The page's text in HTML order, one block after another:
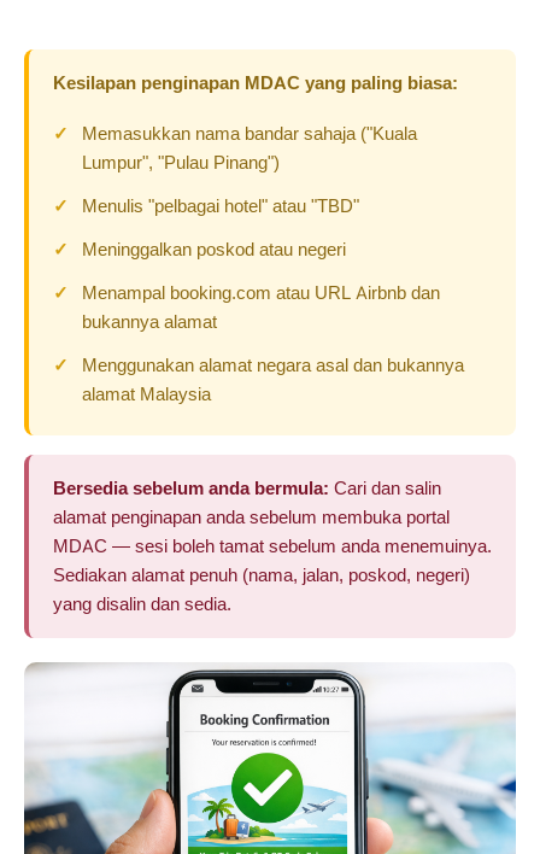
Kesilapan penginapan MDAC yang paling biasa:
Memasukkan nama bandar sahaja ("Kuala
Lumpur", "Pulau Pinang")
Menulis "pelbagai hotel" atau "TBD"
Meninggalkan poskod atau negeri
Menampal booking.com atau URL Airbnb dan
bukannya alamat
Menggunakan alamat negara asal dan bukannya
alamat Malaysia
Bersedia sebelum anda bermula: Cari dan salin
alamat penginapan anda sebelum membuka portal
MDAC — sesi boleh tamat sebelum anda menemuinya.
Sediakan alamat penuh (nama, jalan, poskod, negeri)
yang disalin dan sedia.